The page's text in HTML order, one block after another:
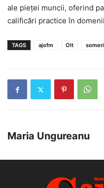
ale pieței muncii, oferind
calificări practice în
TAGS ajofm Olt someri
Maria Ungureanu